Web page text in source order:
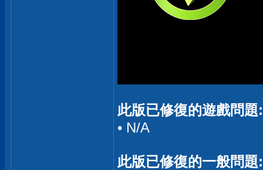
此版已修復的遊戲問題:
• N/A
此版已修復的一般問題: